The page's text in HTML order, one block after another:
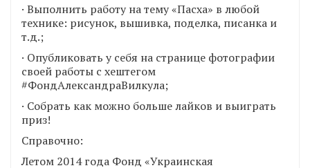
· Выполнить работу на тему «Пасха» в любой
технике: рисунок, вышивка, поделка, писанка и
т.д.;
· Опубликовать у себя на странице фотографии
своей работы с хештегом
#ФондАлександраВилкула;
· Собрать как можно больше лайков и выиграть
приз!
Справочно:
Летом 2014 года Фонд «Украинская